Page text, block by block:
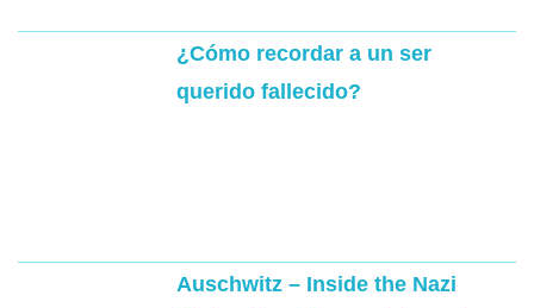
¿Cómo recordar a un ser
querido fallecido?
Auschwitz – Inside the Nazi